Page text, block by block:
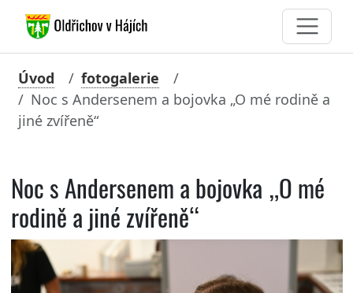
Úvod
fotogalerie
Noc s Andersenem a bojovka „O mé rodině a
jiné zvířeně“
Noc s Andersenem a bojovka „O mé
rodině a jiné zvířeně“